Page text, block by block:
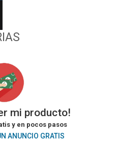
mi producto!
y en pocos pasos
ANUNCIO GRATIS